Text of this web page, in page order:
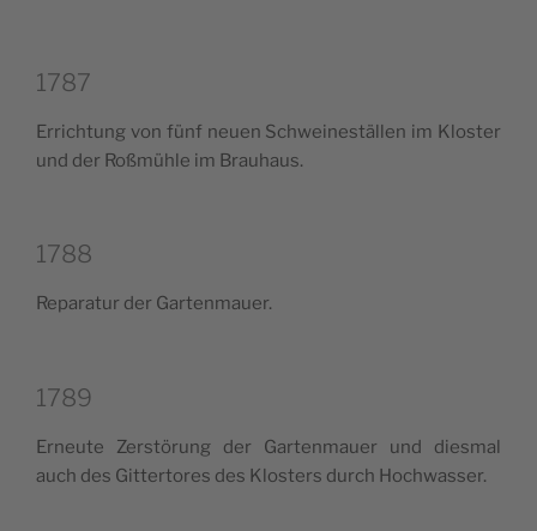
1787
Erri­ch­tung von fünf neuen Sch­wei­ne­stäl­len im Klo­ster
und der Roß­mü­hle im Brauhaus.
1788
Repa­ra­tur der Gartenmauer.
1789
Erneu­te Zer­stö­rung der Gar­ten­mauer und die­smal
auch des Git­ter­to­res des Klo­sters durch Hochwasser.